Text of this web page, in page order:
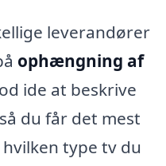
leverandører
ophængning af
ide at beskrive
du får det mest
type tv du